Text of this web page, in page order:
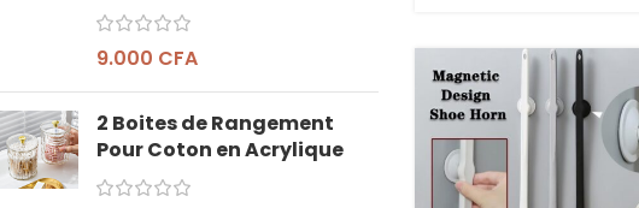
9.000 CFA
2 Boites de Rangement
Pour Coton en Acrylique